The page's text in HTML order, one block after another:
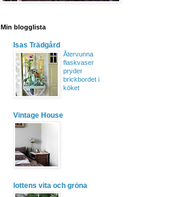
Min blogglista
Isas Trädgård
Återvunna
flaskvaser
pryder
brickbordet i
köket
Vintage House
lottens vita och gröna